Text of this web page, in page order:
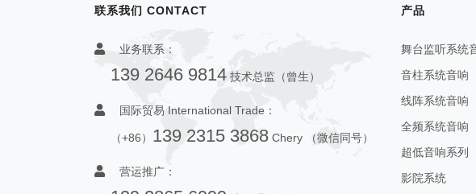
联系我们 CONTACT
业务联系：
139 2646 9814 技术总监（曾生）
国际贸易 International Trade：
（+86） 139 2315 3868 Chery （微信同号）
营运推广：
产品
舞台监听系统
音柱系统音响
线阵系统音响
全频系统音响
超低音响系列
影院系统